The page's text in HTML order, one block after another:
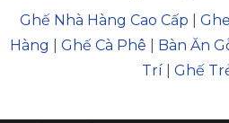
Ghế Nhà Hàng Cao Cấp
Hàng
Ghế Cà Phê Bàn Ăn
Trí
Ghế